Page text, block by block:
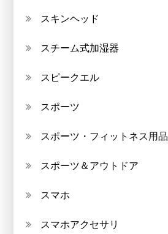
スキンヘッド
スチーム式加湿器
スピークエル
スポーツ
スポーツ・フィットネス用品
スポーツ＆アウトドア
スマホ
スマホアクセサリ